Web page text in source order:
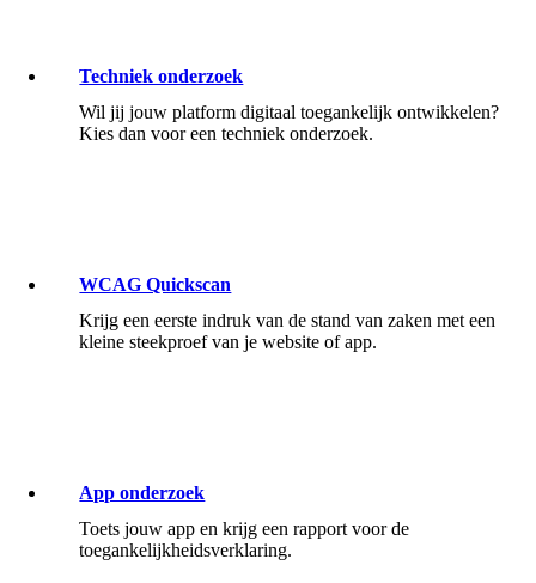
Techniek onderzoek
Wil jij jouw platform digitaal toegankelijk ontwikkelen?
Kies dan voor een techniek onderzoek.
WCAG Quickscan
Krijg een eerste indruk van de stand van zaken met een
kleine steekproef van je website of app.
App onderzoek
Toets jouw app en krijg een rapport voor de
toegankelijkheidsverklaring.